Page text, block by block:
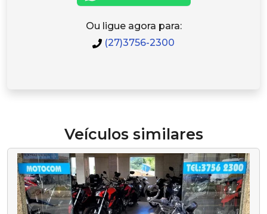
Ou ligue agora para:
(27)3756-2300
Veículos similares